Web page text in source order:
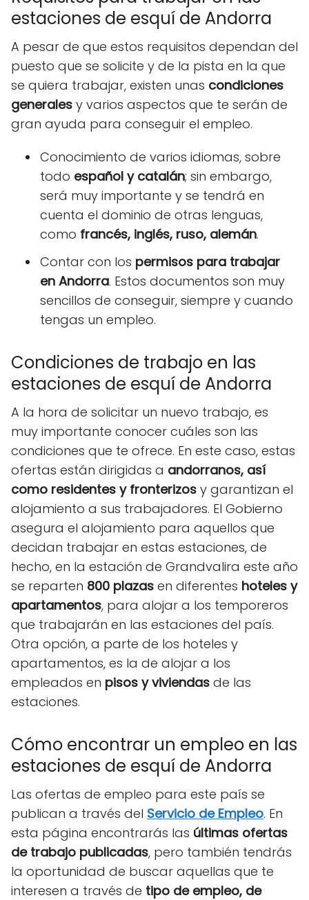
estaciones de esquí de Andorra
A pesar de que estos requisitos dependan del
puesto que se solicite y de la pista en la que
se quiera trabajar, existen unas condiciones
generales y varios aspectos que te serán de
gran ayuda para conseguir el empleo.
Conocimiento de varios idiomas, sobre
todo español y catalán; sin embargo,
será muy importante y se tendrá en
cuenta el dominio de otras lenguas,
como francés, inglés, ruso, alemán.
Contar con los permisos para trabajar
en Andorra. Estos documentos son muy
sencillos de conseguir, siempre y cuando
tengas un empleo.
Condiciones de trabajo en las
estaciones de esquí de Andorra
A la hora de solicitar un nuevo trabajo, es
muy importante conocer cuáles son las
condiciones que te ofrece. En este caso, estas
ofertas están dirigidas a andorranos, así
como residentes y fronterizos y garantizan el
alojamiento a sus trabajadores. El Gobierno
asegura el alojamiento para aquellos que
decidan trabajar en estas estaciones, de
hecho, en la estación de Grandvalira este año
se reparten 800 plazas en diferentes hoteles y
apartamentos, para alojar a los temporeros
que trabajarán en las estaciones del país.
Otra opción, a parte de los hoteles y
apartamentos, es la de alojar a los
empleados en pisos y viviendas de las
estaciones.
Cómo encontrar un empleo en las
estaciones de esquí de Andorra
Las ofertas de empleo para este país se
publican a través del Servicio de Empleo. En
esta página encontrarás las últimas ofertas
de trabajo publicadas, pero también tendrás
la oportunidad de buscar aquellas que te
interesen a través de tipo de empleo, de